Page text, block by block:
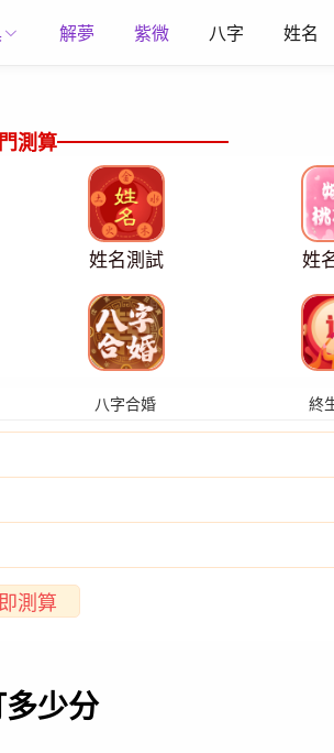
解夢 紫微 八字 姓名
測算
姓名測試 姓
八字合婚 終
測算
少分